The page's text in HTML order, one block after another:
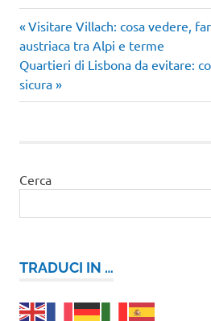
Navigazione
articoli
Articolo
precedente:
Visitare Villach: cosa vedere,
austriaca tra Alpi e terme
Articolo
successivo:
Quartieri di Lisbona da evitare:
sicura
Cerca
TRADUCI IN …